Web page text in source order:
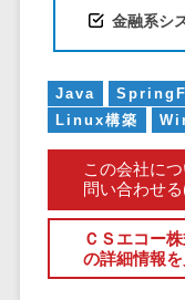
金融系シ
Java
Linux構築
この会社に
問い合わせ
ＣＳエコー
の詳細情報